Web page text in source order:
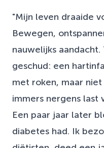
"Mijn leven draaide
Bewegen,
nauwelijks
geschud: een
met roken, maar
immers nergens last
Een paar jaar later
diabetes had. Ik